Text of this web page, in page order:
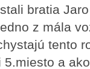
bratia
z mála
tento
a